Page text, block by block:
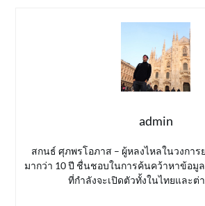
admin
สกนธ์ ศุภพรโอภาส – ผู้หลงไหลในวงกา
มากว่า 10 ปี ชื่นชอบในการค้นคว้าหาข้อมู
ที่กำลังจะเปิดตัวทั้งในไทยและต่